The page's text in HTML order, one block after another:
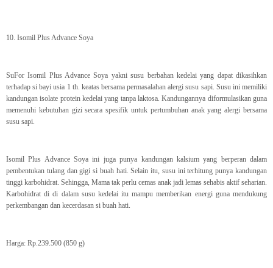
10. Isomil Plus Advance Soya
SuFor Isomil Plus Advance Soya yakni susu berbahan kedelai yang dapat dikasihkan
terhadap si bayi usia 1 th. keatas bersama permasalahan alergi susu sapi. Susu ini memiliki
kandungan isolate protein kedelai yang tanpa laktosa. Kandungannya diformulasikan guna
memenuhi kebutuhan gizi secara spesifik untuk pertumbuhan anak yang alergi bersama
susu sapi.
Isomil Plus Advance Soya ini juga punya kandungan kalsium yang berperan dalam
pembentukan tulang dan gigi si buah hati. Selain itu, susu ini terhitung punya kandungan
tinggi karbohidrat. Sehingga, Mama tak perlu cemas anak jadi lemas sehabis aktif seharian.
Karbohidrat di di dalam susu kedelai itu mampu memberikan energi guna mendukung
perkembangan dan kecerdasan si buah hati.
Harga: Rp.239.500 (850 g)